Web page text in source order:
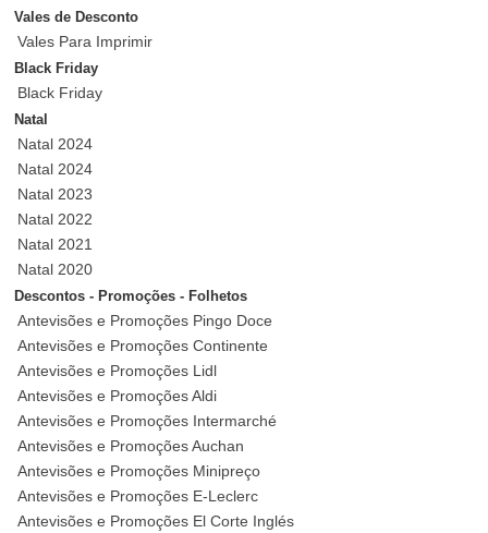
Vales de Desconto
Vales Para Imprimir
Black Friday
Black Friday
Natal
Natal 2024
Natal 2024
Natal 2023
Natal 2022
Natal 2021
Natal 2020
Descontos - Promoções - Folhetos
Antevisões e Promoções Pingo Doce
Antevisões e Promoções Continente
Antevisões e Promoções Lidl
Antevisões e Promoções Aldi
Antevisões e Promoções Intermarché
Antevisões e Promoções Auchan
Antevisões e Promoções Minipreço
Antevisões e Promoções E-Leclerc
Antevisões e Promoções El Corte Inglés